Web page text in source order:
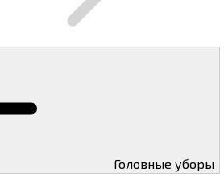
Головные уборы